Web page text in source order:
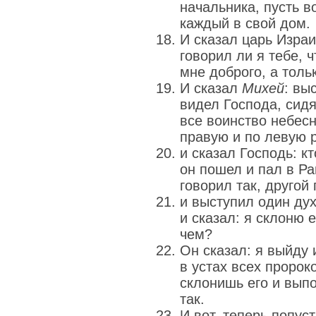
начальника, пусть
каждый в свой дом.
И сказал царь
говорил ли я тебе,
мне доброго, а
И сказал Михей:
видел Господа,
все воинство
правую и по левую
и сказал Господь:
он пошел и пал в
говорил так,
и выступил один
и сказал: я склоню
чем?
Он сказал: я
в устах всех
склонишь его и
так.